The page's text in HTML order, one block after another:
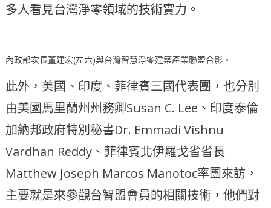
多人看見台灣淨零領域的技術實力。
內政部次長董建宏(左六)與台灣智慧淨零建築產業聯盟合影。
此外，美國、印度、菲律賓三國代表團，也分別
由美國馬里蘭州州務卿Susan C. Lee、印度泰倫
加納邦政府特別秘書Dr. Emmadi Vishnu
Vardhan Reddy、菲律賓北伊羅戈省省長
Matthew Joseph Marcos Manotoc率團來訪，
主要就是來參觀台智盟會員的相關技術，他們對